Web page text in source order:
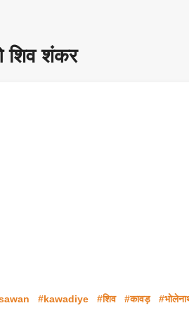
शंकर
#kawadiye #शिव #कावड़